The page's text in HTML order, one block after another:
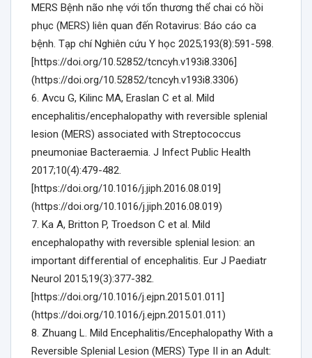
MERS Bệnh não nhẹ với tổn thương thể chai có hồi
phục (MERS) liên quan đến Rotavirus: Báo cáo ca
bệnh. Tạp chí Nghiên cứu Y học 2025;193(8):591-598.
[https://doi.org/10.52852/tcncyh.v193i8.3306]
(https://doi.org/10.52852/tcncyh.v193i8.3306)
6. Avcu G, Kilinc MA, Eraslan C et al. Mild
encephalitis/encephalopathy with reversible splenial
lesion (MERS) associated with Streptococcus
pneumoniae Bacteraemia. J Infect Public Health
2017;10(4):479-482.
[https://doi.org/10.1016/j.jiph.2016.08.019]
(https://doi.org/10.1016/j.jiph.2016.08.019)
7. Ka A, Britton P, Troedson C et al. Mild
encephalopathy with reversible splenial lesion: an
important differential of encephalitis. Eur J Paediatr
Neurol 2015;19(3):377-382.
[https://doi.org/10.1016/j.ejpn.2015.01.011]
(https://doi.org/10.1016/j.ejpn.2015.01.011)
8. Zhuang L. Mild Encephalitis/Encephalopathy With a
Reversible Splenial Lesion (MERS) Type II in an Adult: